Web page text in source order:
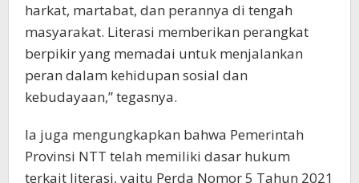
harkat, martabat, dan perannya di tengah
masyarakat. Literasi memberikan perangkat
berpikir yang memadai untuk menjalankan
peran dalam kehidupan sosial dan
kebudayaan,” tegasnya.
Ia juga mengungkapkan bahwa Pemerintah
Provinsi NTT telah memiliki dasar hukum
terkait literasi, yaitu Perda Nomor 5 Tahun 2021